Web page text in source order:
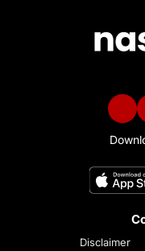
Disclaimer